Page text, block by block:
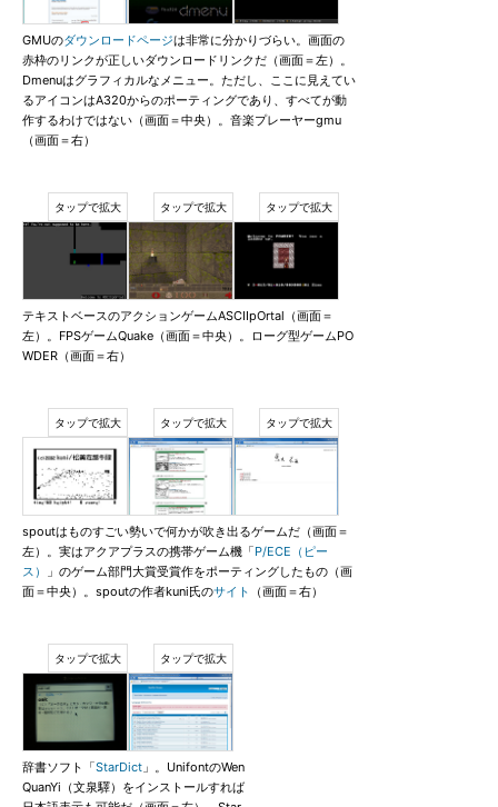
GMUのダウンロードページは非常に分かりづらい。画面の
赤枠のリンクが正しいダウンロードリンクだ（画面＝左）。
Dmenuはグラフィカルなメニュー。ただし、ここに見えてい
るアイコンはA320からのポーティングであり、すべてが動
作するわけではない（画面＝中央）。音楽プレーヤーgmu
（画面＝右）
テキストベースのアクションゲームASCIIpOrtal（画面＝
左）。FPSゲームQuake（画面＝中央）。ローグ型ゲームPO
WDER（画面＝右）
spoutはものすごい勢いで何かが吹き出るゲームだ（画面＝
左）。実はアクアプラスの携帯ゲーム機「P/ECE（ピー
ス）
」のゲーム部門大賞受賞作をポーティングしたもの（画
面＝中央）。spoutの作者kuni氏のサイト （画面＝右）
辞書ソフト「StarDict 」。UnifontのWen
QuanYi（文泉驛）をインストールすれば